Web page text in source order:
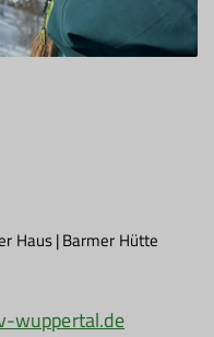
Haus | Barmer Hütte
wuppertal.de